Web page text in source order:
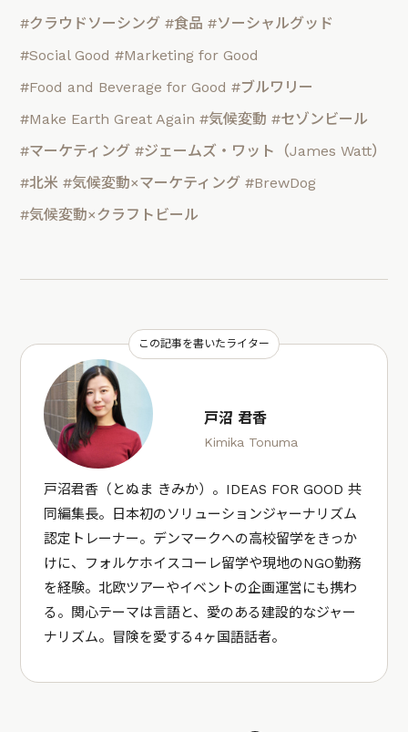
#クラウドソーシング #食品 #ソーシャルグッド
#Social Good #Marketing for Good
#Food and Beverage for Good #ブルワリー
#Make Earth Great Again #気候変動 #セゾンビール
#マーケティング #ジェームズ・ワット（James Watt）
#北米 #気候変動×マーケティング #BrewDog
#気候変動×クラフトビール
この記事を書いたライター
戸沼 君香
Kimika Tonuma
戸沼君香（とぬま きみか）。IDEAS FOR GOOD 共
同編集長。日本初のソリューションジャーナリズム
認定トレーナー。デンマークへの高校留学をきっか
けに、フォルケホイスコーレ留学や現地のNGO勤務
を経験。北欧ツアーやイベントの企画運営にも携わ
る。関心テーマは言語と、愛のある建設的なジャー
ナリズム。冒険を愛する4ヶ国語話者。